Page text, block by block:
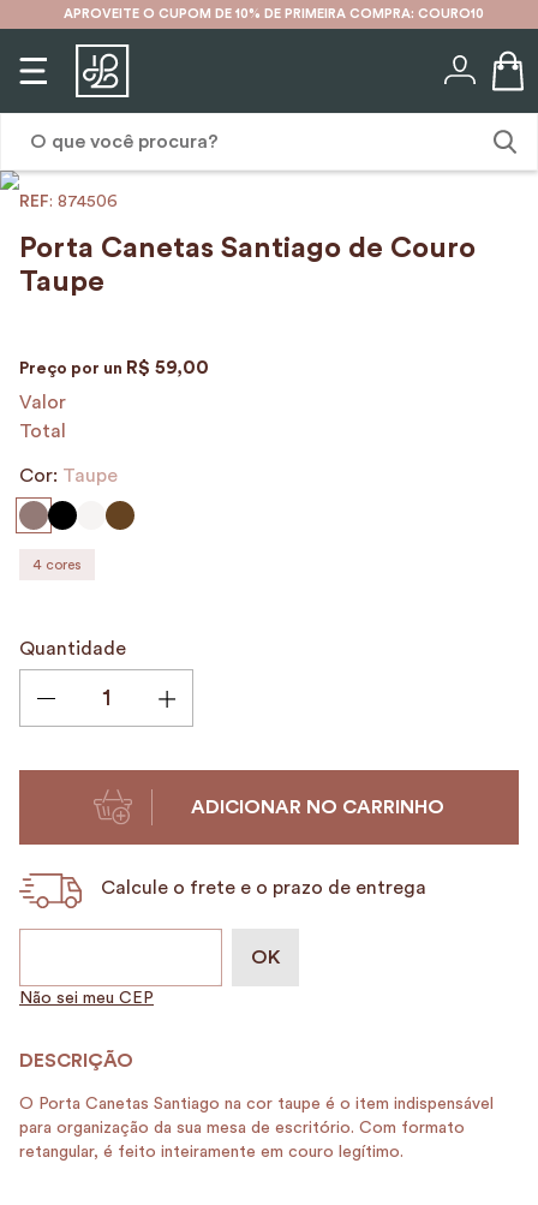
APROVEITE O CUPOM DE 10% DE PRIMEIRA COMPRA: COURO10
: 874506
Porta Canetas Santiago de Couro
Taupe
Preço por un R$ 59,00
Valor
Total
Cor: Taupe
4 cores
Quantidade
ADICIONAR NO CARRINHO
Calcule o frete e o prazo de entrega
Não sei meu CEP
O Porta Canetas Santiago na cor taupe é o item indispensável
para organização da sua mesa de escritório. Com formato
retangular, é feito inteiramente em couro legítimo.
karina
2º
mochila
5º
6º
7
nécessaire
8º
carteira
9º